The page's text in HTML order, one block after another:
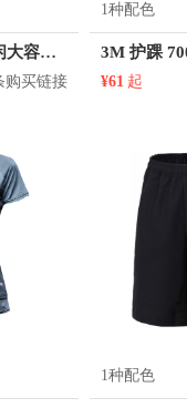
VENQUE/范克 休闲大容量骑行电脑双肩包 2713
购买链接
1种配色
3M 护踝
¥61 起
1种配色